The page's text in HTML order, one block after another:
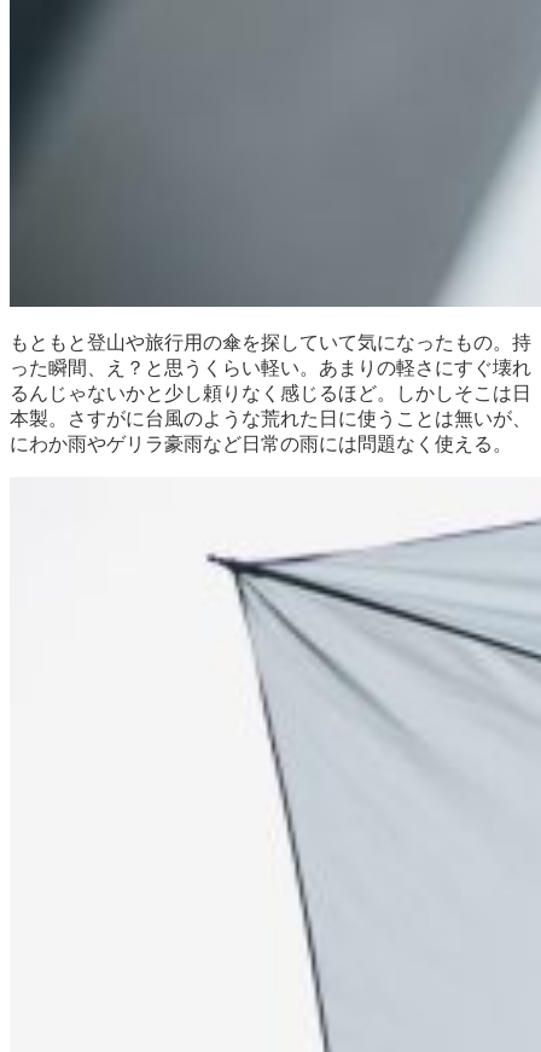
もともと登山や旅行用の傘を探していて気になったもの。持
った瞬間、え？と思うくらい軽い。あまりの軽さにすぐ壊れ
るんじゃないかと少し頼りなく感じるほど。しかしそこは日
本製。さすがに台風のような荒れた日に使うことは無いが、
にわか雨やゲリラ豪雨など日常の雨には問題なく使える。